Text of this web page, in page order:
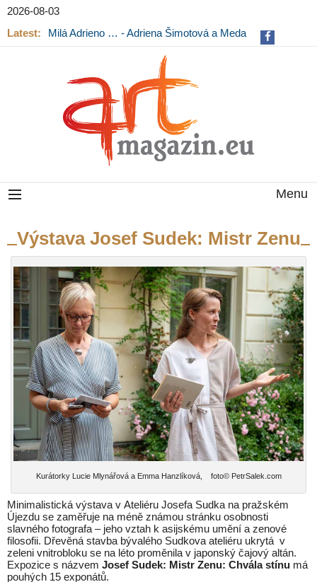
2026-08-03
Latest:
Milá Adrieno … - Adriena Šimotová a Meda
Menu
Výstava Josef Sudek: Mistr Zenu
Kurátorky Lucie Mlynářová a Emma Hanzlíková, foto© PetrSalek.com
Minimalistická výstava v Ateliéru Josefa Sudka na pražském
Újezdu se zaměřuje na méně známou stránku osobnosti
slavného fotografa – jeho vztah k asijskému umění a zenové
filosofii. Dřevěná stavba bývalého Sudkova ateliéru ukrytá v
zeleni vnitrobloku se na léto proměnila v japonský čajový altán.
Expozice s názvem Josef Sudek: Mistr Zenu: Chvála stínu má
pouhých 15 exponátů.